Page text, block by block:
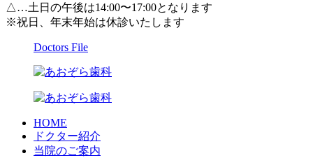
△…土日の午後は14:00〜17:00となります
※祝日、年末年始は休診いたします
Doctors File
HOME
ドクター紹介
当院のご案内